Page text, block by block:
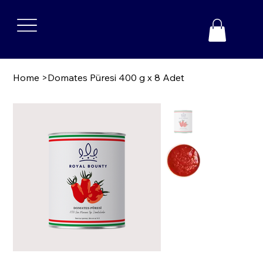
Home >Domates Püresi 400 g x 8 Adet